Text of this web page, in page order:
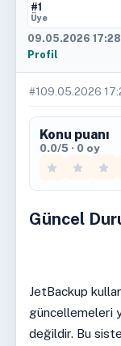
#1
Üye
09.05.2026 17:28
Profil
#1 09.05.2026
Konu puanı
0.0/5 · 0 oy
Güncel
JetBackup
güncellemeleri
değildir. Bu